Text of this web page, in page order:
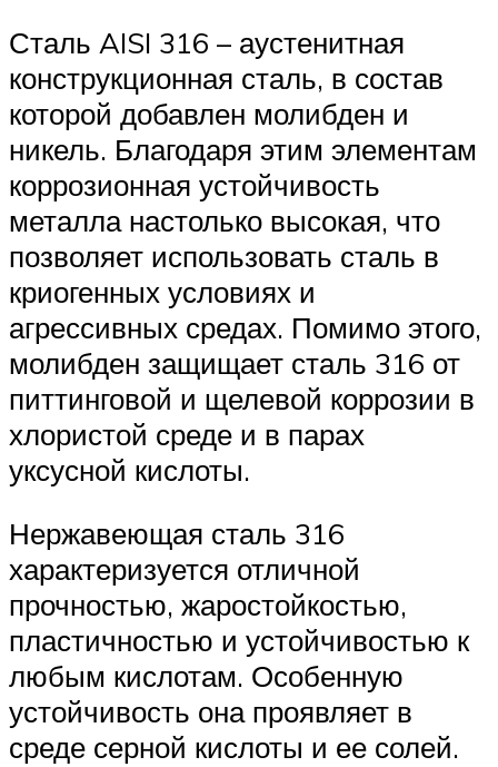
Сталь AISI 316 – аустенитная
конструкционная сталь, в состав
которой добавлен молибден и
никель. Благодаря этим элементам
коррозионная устойчивость
металла настолько высокая, что
позволяет использовать сталь в
криогенных условиях и
агрессивных средах. Помимо этого,
молибден защищает сталь 316 от
питтинговой и щелевой коррозии в
хлористой среде и в парах
уксусной кислоты.
Нержавеющая сталь 316
характеризуется отличной
прочностью, жаростойкостью,
пластичностью и устойчивостью к
любым кислотам. Особенную
устойчивость она проявляет в
среде серной кислоты и ее солей.